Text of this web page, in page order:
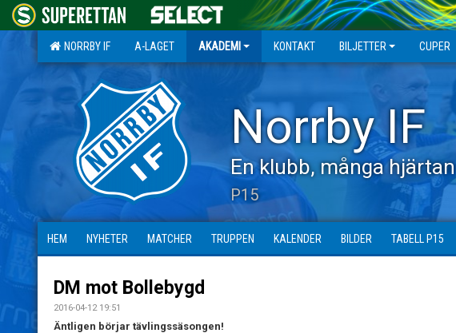
NORRBY IF A-LAGET AKADEMI KONTAKT BILJETTER CUPER
Norrby IF
En klubb, många hjärtan
P15
HEM NYHETER MATCHER TRUPPEN KALENDER BILDER TABELL P15
DM mot Bollebygd
2016-04-12 19:51
Äntligen börjar tävlingssäsongen!